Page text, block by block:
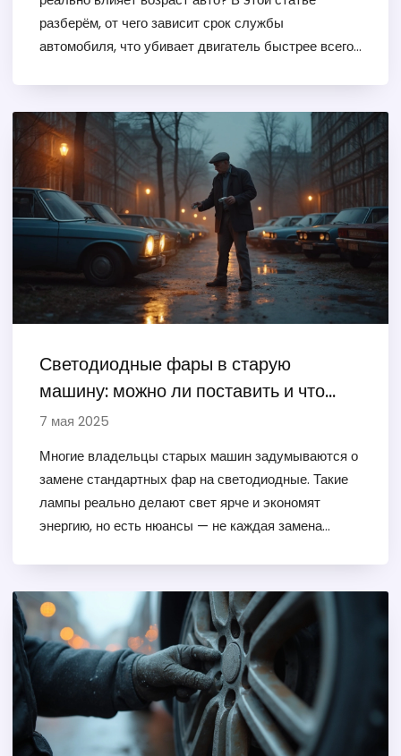
разберём, от чего зависит срок службы
автомобиля, что убивает двигатель быстрее всего
максимум даже из старого мотора. Поговорим о
современных ошибках эксплуатации и раскроем
секреты долговечности для тех, кто не хочет
тратить деньги зря.
Светодиодные фары в старую
машину: можно ли поставить и что
учесть
7 мая 2025
Многие владельцы старых машин задумываются о
замене стандартных фар на светодиодные. Такие
лампы реально делают свет ярче и экономят
энергию, но есть нюансы — не каждая замена
старый автомобиль, какие есть риски и что
требуется учесть по закону. Обсудим реальные
примеры и дадим практические советы по выбору
светодиодных ламп.